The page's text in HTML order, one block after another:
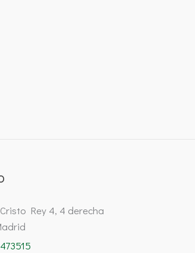
Rey 4, 4 derecha